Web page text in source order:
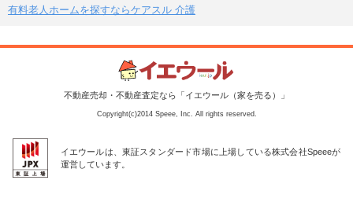
有料老人ホームを探すならケアスル 介護
不動産売却・不動産査定なら「イエウール（家を売る）」
Copyright(c)2014 Speee, Inc. All rights reserved.
イエウールは、東証スタンダード市場に上場している株式会社Speeeが
運営しています。